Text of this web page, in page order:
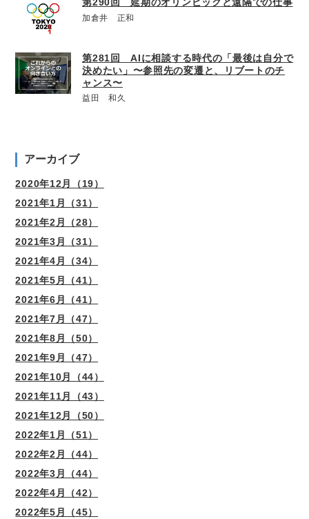
第290回 延期のオリンピックと遠隔での仕事
加倉井 正和
第281回 AIに相談する時代の「最後は自分で
決めたい」〜参照先の変遷と、リブートのチ
ャンス〜
益田 和久
アーカイブ
2020年12月（19）
2021年1月（31）
2021年2月（28）
2021年3月（31）
2021年4月（34）
2021年5月（41）
2021年6月（41）
2021年7月（47）
2021年8月（50）
2021年9月（47）
2021年10月（44）
2021年11月（43）
2021年12月（50）
2022年1月（51）
2022年2月（44）
2022年3月（44）
2022年4月（42）
2022年5月（45）